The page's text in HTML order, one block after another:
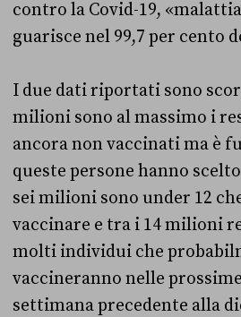
contro la Covid-19,
guarisce nel 99,7 per cento
I due dati riportati sono
milioni sono al massimo i
ancora non vaccinati ma è
queste persone hanno
sei milioni sono under 12
vaccinare e tra i 14 milioni
molti individui che
vaccineranno nelle
settimana precedente alla